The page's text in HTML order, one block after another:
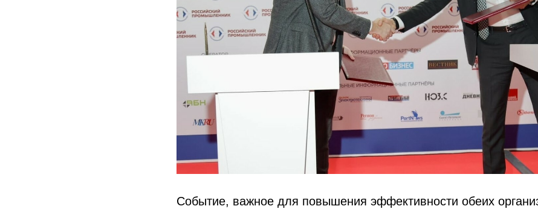
Событие, важное для повышения эффективности обеих